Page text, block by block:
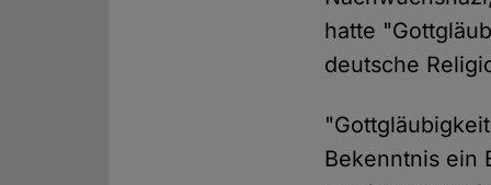
hatte
deutsche
Bekenntnis ein